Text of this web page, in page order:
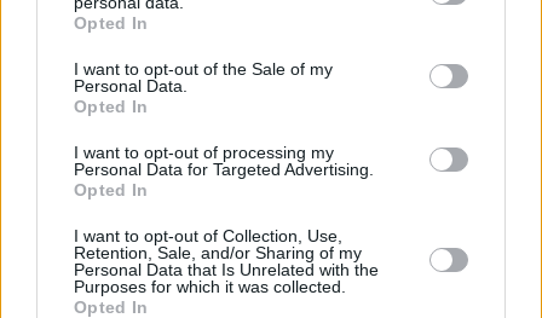
grant or deny consent to Google and its third-party tags to
use your data for below specified purposes in below Google
consent section.
Opted In
I want to opt-out of the Sale of my
Personal Data.
Opted In
I want to opt-out of processing my
Personal Data for Targeted Advertising.
Opted In
I want to opt-out of Collection, Use,
Retention, Sale, and/or Sharing of my
Personal Data that Is Unrelated with the
Purposes for which it was collected.
Opted In
Όταν ένιωσα ότι μεγαλώνω, σκέφτηκα τη μονογονεϊκότητα,
Αντρέας Γεωργίου
Thema Insights